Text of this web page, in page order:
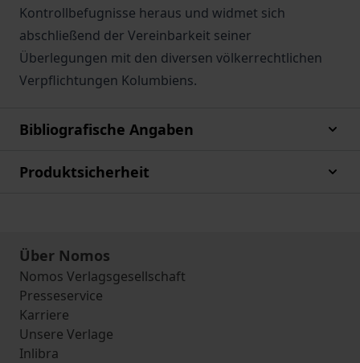
Kontrollbefugnisse heraus und widmet sich
abschließend der Vereinbarkeit seiner
Überlegungen mit den diversen völkerrechtlichen
Verpflichtungen Kolumbiens.
Bibliografische Angaben
Produktsicherheit
Über Nomos
Nomos Verlagsgesellschaft
Presseservice
Karriere
Unsere Verlage
Inlibra